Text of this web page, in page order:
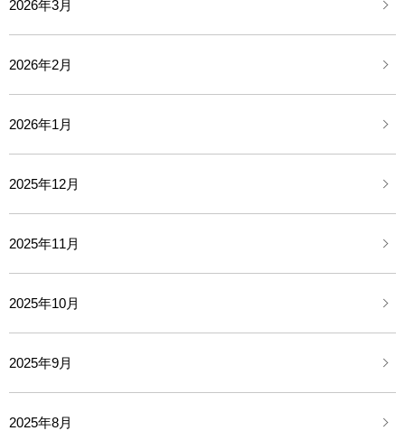
2026年3月
2026年2月
2026年1月
2025年12月
2025年11月
2025年10月
2025年9月
2025年8月